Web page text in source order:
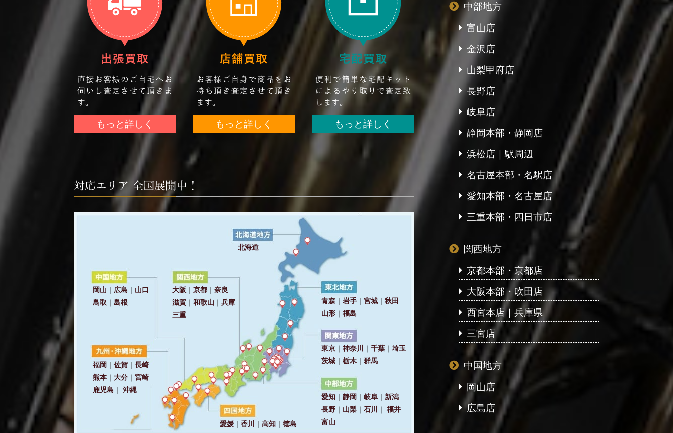
もっと詳しく もっと詳しく もっと詳しく
中部地方
富山店
金沢店
山梨甲府店
長野店
岐阜店
静岡本部・静岡店
浜松店｜駅周辺
名古屋本部・名駅店
愛知本部・名古屋店
三重本部・四日市店
関西地方
京都本部・京都店
大阪本部・吹田店
西宮本店｜兵庫県
三宮店
中国地方
岡山店
広島店